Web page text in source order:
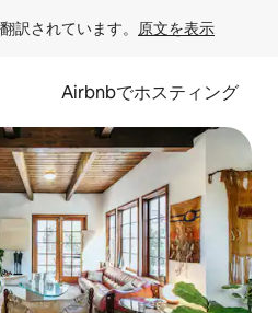
訳されています。 原文を表示
Airbnbでホスティング